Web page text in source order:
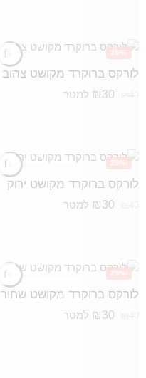
-25%
לורקס ברוקרד מקושט צהוב
₪30 למטר
-25%
לורקס ברוקרד מקושט ירוק
₪30 למטר
-25%
לורקס ברוקרד מקושט שחור
₪30 למטר